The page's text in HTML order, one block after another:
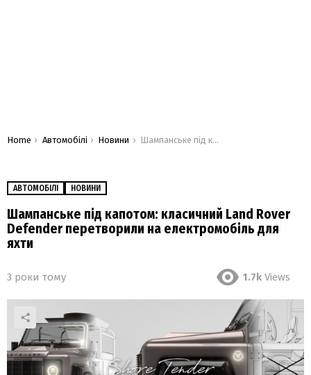
You are here:
Home Автомобілі Новини Шампанське під капотом: класичний Land Rover Defender перетворили на електромобіль для яхти
АВТОМОБІЛІ НОВИНИ
Шампанське під капотом: класичний Land Rover
Defender перетворили на електромобіль для
яхти
3 роки тому 1.7k Views